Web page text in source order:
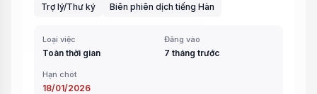
Trợ lý/Thư ký Biên phiên dịch tiếng Hàn
Loại việc
Toàn thời gian
Đăng vào
7 tháng trước
Hạn chót
18/01/2026